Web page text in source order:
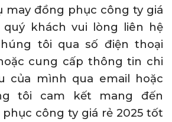
may đồng phục công ty giá
quý khách vui lòng liên hệ
tôi qua số điện thoại
cung cấp thông tin chi
của mình qua email hoặc
tôi cam kết mang đến
công ty giá rẻ 2025 tốt